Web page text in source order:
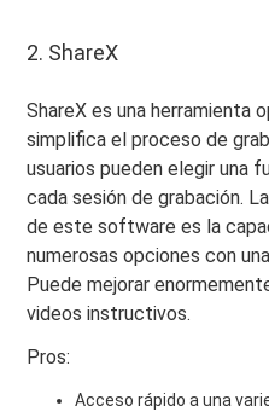
2. ShareX
ShareX es una herramienta
simplifica el proceso de
usuarios pueden elegir una
cada sesión de grabación.
de este software es la
numerosas opciones con
Puede mejorar
videos instructivos.
Pros:
Acceso rápido a una